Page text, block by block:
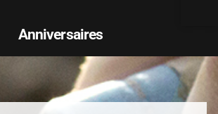
Anniversaires